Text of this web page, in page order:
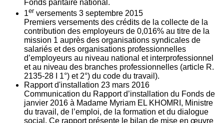
Fonds paritaire national.
1er versements 3 septembre 2015
Premiers versements des crédits de la collecte de la
contribution des employeurs de 0,016% au titre de la
mission 1 auprès des organisations syndicales de
salariés et des organisations professionnelles
d’employeurs au niveau national et interprofessionnel
et au niveau des branches professionnelles (article R.
2135‐28 I 1°) et 2°) du code du travail).
Rapport d'installation 23 mars 2016
Communication du Rapport d’installation du Fonds de
janvier 2016 à Madame Myriam EL KHOMRI, Ministre
du travail, de l’emploi, de la formation et du dialogue
social. Ce rapport présente le bilan de mise en œuvre